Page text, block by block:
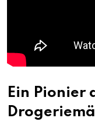
Ein Pionier